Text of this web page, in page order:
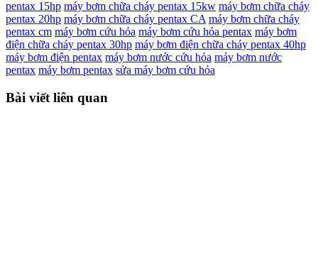
pentax 15hp máy bơm chữa cháy pentax 15kw máy bơm chữa cháy
pentax 20hp máy bơm chữa cháy pentax CA máy bơm chữa cháy
pentax cm máy bơm cứu hỏa máy bơm cứu hỏa pentax máy bơm
điện chữa cháy pentax 30hp máy bơm điện chữa cháy pentax 40hp
máy bơm điện pentax máy bơm nước cứu hỏa máy bơm nước
pentax máy bơm pentax sửa máy bơm cứu hỏa
Bài viết liên quan